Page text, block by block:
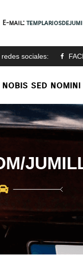
E-mail:
sociales:
nobis sed